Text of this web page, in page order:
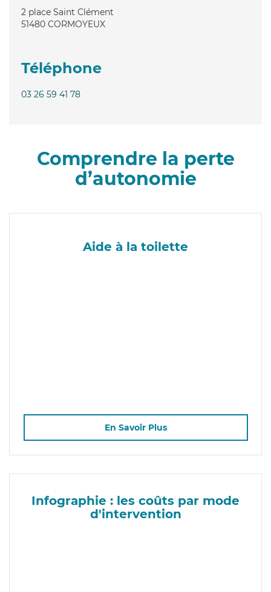
2 place Saint Clément
51480 CORMOYEUX
Téléphone
03 26 59 41 78
Comprendre la perte
d’autonomie
Aide à la toilette
En Savoir Plus
Infographie : les coûts par mode
d'intervention